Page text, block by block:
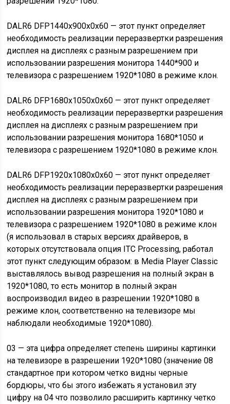
DALR6 DFP1440x900x0x60 — этот пункт определяет
необходимость реализации переразвертки разрешения
дисплея на дисплеях с разным разрешением при
использовании разрешения монитора 1440*900 и
телевизора с разрешением 1920*1080 в режиме клон.
DALR6 DFP1680x1050x0x60 — этот пункт определяет
необходимость реализации переразвертки разрешения
дисплея на дисплеях с разным разрешением при
использовании разрешения монитора 1680*1050 и
телевизора с разрешением 1920*1080 в режиме клон.
DALR6 DFP1920x1080x0x60 — этот пункт определяет
необходимость реализации переразвертки разрешения
дисплея на дисплеях с разным разрешением при
использовании разрешения монитора 1920*1080 и
телевизора с разрешением 1920*1080 в режиме клон
(я использовал в старых версиях драйверов, в
которых отсутствовала опция ITC Processing, работал
этот пункт следующим образом: в Media Player Classic
выставлялось вывод разрешения на полный экран в
1920*1080, то есть монитор в полный экран
воспроизводил видео в разрешении 1920*1080 в
режиме клон, соответственно на телевизоре мы
наблюдали необходимые 1920*1080).
03 — эта цифра определяет степень ширины картинки
на телевизоре в разрешении 1920*1080 (значение 08
стандартное при котором четко видны черные
бордюры, что бы этого избежать я установил эту
цифру на 04 что позволило расширить картинку четко